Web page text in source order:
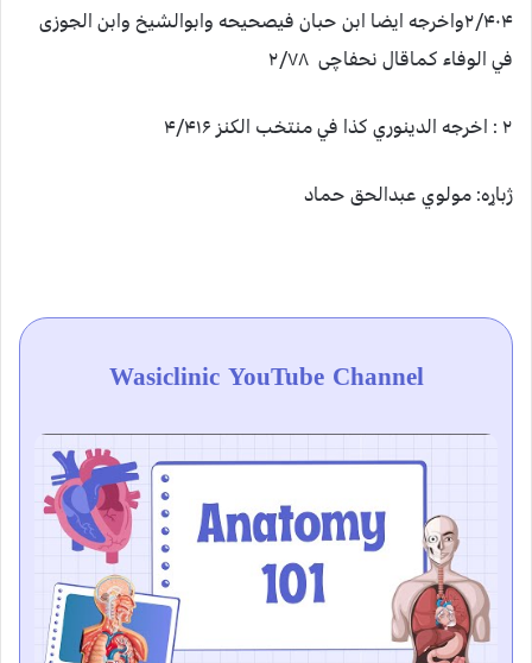
۲/۴۰۴واخرجه ايضا ابن حبان فيصحيحه وابوالشيخ وابن الجوزى
في الوفاء كماقال نحفاچى ۲/۷۸
۲ : اخرجه الدينوري كذا في منتخب الكنز ۴/۴۱۶
ژباړه: مولوي عبدالحق حماد
Wasiclinic YouTube Channel